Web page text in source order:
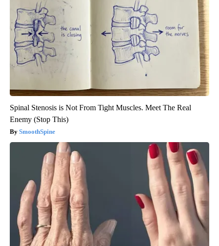
Spinal Stenosis is Not From Tight Muscles. Meet The Real
Enemy (Stop This)
SmoothSpine